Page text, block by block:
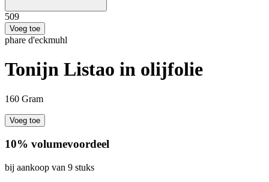
509
Voeg toe
phare d'eckmuhl
Tonijn Listao in olijfolie
160 Gram
Voeg toe
10% volumevoordeel
bij aankoop van 9 stuks